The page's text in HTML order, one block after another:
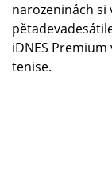
narozeninách si
iDNES
tenise.